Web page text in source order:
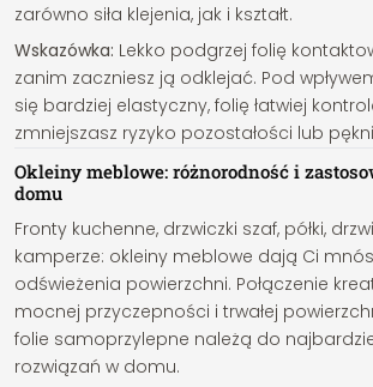
zarówno siła klejenia, jak i kształt.
Wskazówka: Lekko podgrzej folię
zanim zaczniesz ją odklejać. Pod
się bardziej elastyczny, folię łatwiej
zmniejszasz ryzyko pozostałości lub
Okleiny meblowe: różnorodność i
domu
Fronty kuchenne, drzwiczki szaf, półki,
kamperze: okleiny meblowe dają Ci
odświeżenia powierzchni. Połączenie
mocnej przyczepności i trwałej
folie samoprzylepne należą do
rozwiązań w domu.